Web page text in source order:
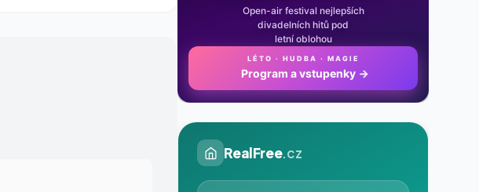
Open-air festival nejlepších
divadelních hitů pod
letní oblohou
LÉTO · HUDBA · MAGIE
Program a vstupenky →
RealFree.cz